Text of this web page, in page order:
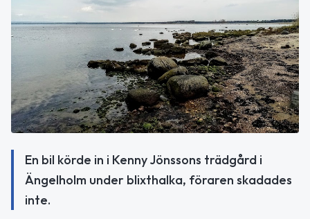
En bil körde in i Kenny Jönssons trädgård i
Ängelholm under blixthalka, föraren skadades
inte.